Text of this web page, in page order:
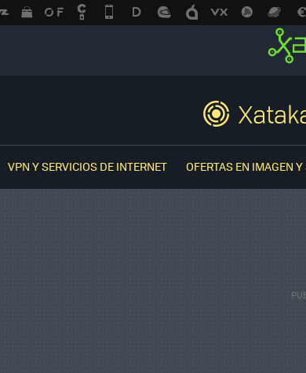
VPN Y SERVICIOS DE INTERNET OFERTAS EN IMAGEN